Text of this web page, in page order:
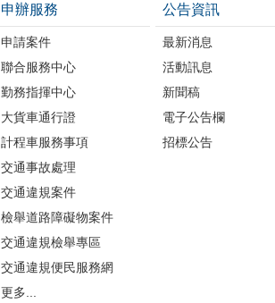
申辦服務
申請案件
聯合服務中心
勤務指揮中心
大貨車通行證
計程車服務事項
交通事故處理
交通違規案件
檢舉道路障礙物案件
交通違規檢舉專區
交通違規便民服務網
更多...
公告資訊
最新消息
活動訊息
新聞稿
電子公告欄
招標公告